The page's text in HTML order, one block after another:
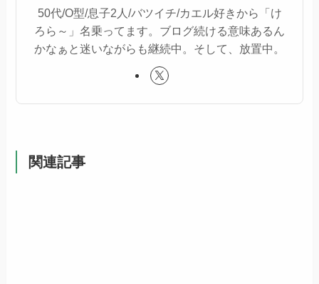
50代/O型/息子2人/バツイチ/カエル好きから「け
ろら～」名乗ってます。ブログ続ける意味あるん
かなぁと迷いながらも継続中。そして、放置中。
関連記事